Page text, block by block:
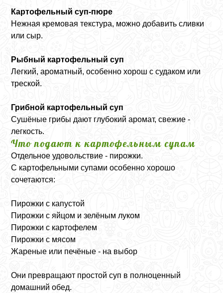
Картофельный суп-пюре
Нежная кремовая текстура, можно добавить сливки
или сыр.
Рыбный картофельный суп
Легкий, ароматный, особенно хорош с судаком или
треской.
Грибной картофельный суп
Сушёные грибы дают глубокий аромат, свежие -
легкость.
Что подают к картофельным супам
Отдельное удовольствие - пирожки.
С картофельными супами особенно хорошо
сочетаются:
Пирожки с капустой
Пирожки с яйцом и зелёным луком
Пирожки с картофелем
Пирожки с мясом
Жареные или печёные - на выбор
Они превращают простой суп в полноценный
домашний обед.